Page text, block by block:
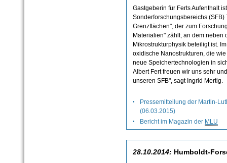
Gastgeberin für Ferts Aufenthalt
Sonderforschungsbereichs
Grenzflächen", der zum
Materialien" zählt, an dem neben
Mikrostrukturphysik beteiligt ist.
oxidische Nanostrukturen, die
neue Speichertechnologien in
Albert Fert freuen wir uns sehr
unseren SFB", sagt Ingrid Mertig.
Pressemitteilung der Martin-
(06.03.2015)
Bericht im Magazin der MLU
28.10.2014: Humboldt-